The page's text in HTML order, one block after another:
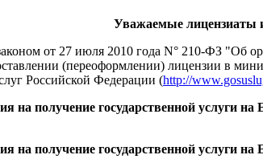
Уважаемые лицензиаты
от 27 июля 2010 года N° 210-ФЗ "Об
(переоформлении) лицензии в
Российской Федерации (http://
на получение государственной услуги
на получение государственной услуги